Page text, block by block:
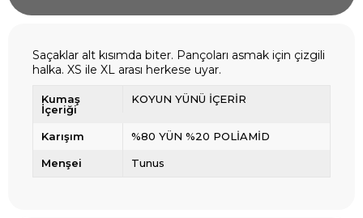
Saçaklar alt kısımda biter. Pançoları asmak için çizgili
halka. XS ile XL arası herkese uyar.
Kumaş
İçeriği
KOYUN YÜNÜ İÇERİR
Karışım %80 YÜN %20 POLİAMİD
Menşei Tunus